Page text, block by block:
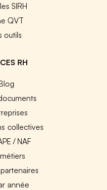
SIRH
QVT
outils
RH
collectives
/ NAF
année